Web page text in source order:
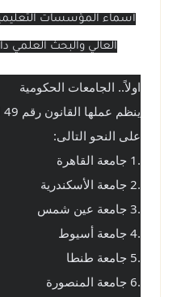
العالي والبحث العلمي
اولاً.. الجامعات الحكومية
على النحو التالى:
.1 جامعة القاهرة
.2 جامعة الأسكندرية
.3 جامعة عين شمس
.4 جامعة أسيوط
.5 جامعة طنطا
.6 جامعة المنصورة